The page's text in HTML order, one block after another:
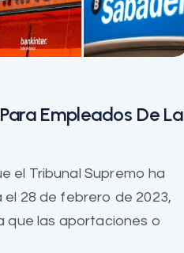
Empleados De La
el Tribunal Supremo ha
28 de febrero de 2023,
que las aportaciones o